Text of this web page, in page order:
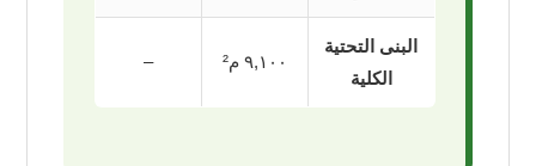
البنى التحتية
الكلية
٩,١٠٠ م² –